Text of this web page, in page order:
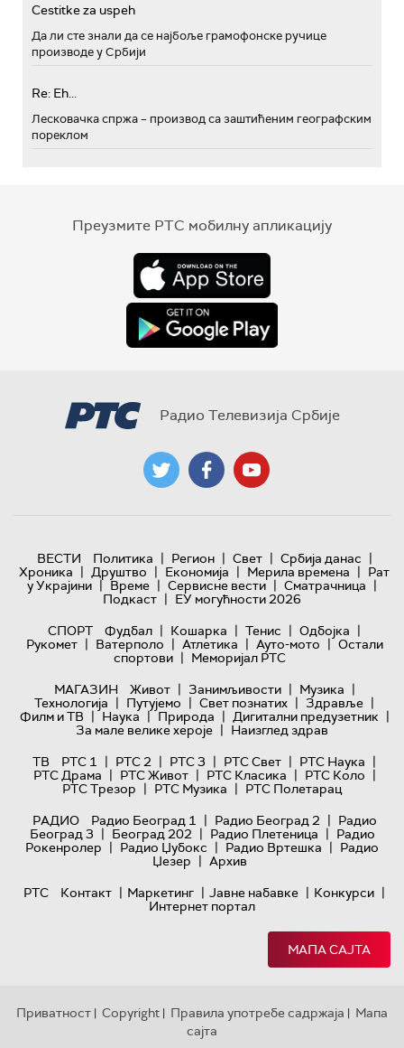
Cestitke za uspeh
Да ли сте знали да се најбоље грамофонске ручице
производе у Србији
Re: Eh...
Лесковачка спржа – производ са заштићеним географским
пореклом
Преузмите РТС мобилну апликацију
Радио Телевизија Србије
ВЕСТИ Политика | Регион | Свет | Србија данас |
Хроника | Друштво | Економија | Мерила времена | Рат
у Украјини | Време | Сервисне вести | Сматрачница |
Подкаст | ЕУ могућности 2026
СПОРТ
Фудбал | Кошарка | Тенис | Одбојка |
Рукомет | Ватерполо | Атлетика | Ауто-мото | Остали
спортови | Меморијал РТС
МАГАЗИН
Живот | Занимљивости | Музика |
Технологијa | Путујемо | Свет познатих | Здравље |
Филм и ТВ | Наука | Природа | Дигитални предузетник |
За мале велике хероје | Наизглед здрав
ТВ
РТС 1 | РТС 2 | РТС 3 | РТС Свет | РТС Наука |
РТС Драма | РТС Живот | РТС Класика | РТС Коло |
РТС Трезор | РТС Музика | РТС Полетарац
РАДИО
Радио Београд 1 | Радио Београд 2 | Радио
Београд 3 | Београд 202 | Радио Плетеница | Радио
Рокенролер | Радио Џубокс | Радио Вртешка | Радио
Џезер | Архив
РТС
Контакт | Маркетинг | Јавне набавке | Конкурси |
Интернет портал
МАПА САЈТА
Приватност | Copyright | Правила употребе садржаја | Мапа
сајта